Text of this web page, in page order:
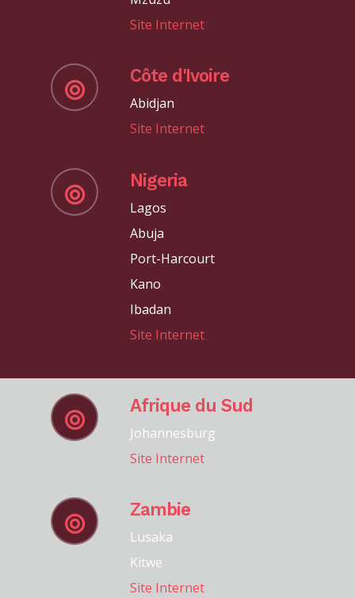
Site Internet
Côte d'Ivoire
Abidjan
Site Internet
Nigeria
Lagos
Abuja
Port-Harcourt
Kano
Ibadan
Site Internet
Afrique du Sud
Johannesburg
Site Internet
Zambie
Lusaka
Kitwe
Site Internet